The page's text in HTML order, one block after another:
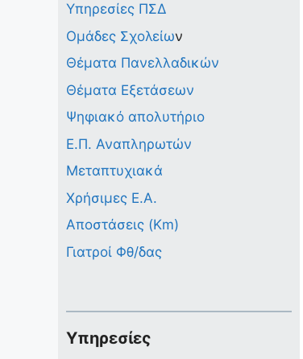
Υπηρεσίες ΠΣΔ
Ομάδες Σχολείων
Θέματα Πανελλαδικών
Θέματα Εξετάσεων
Ψηφιακό απολυτήριο
Ε.Π. Αναπληρωτών
Μεταπτυχιακά
Χρήσιμες Ε.Α.
Αποστάσεις (Km)
Γιατροί Φθ/δας
Υπηρεσίες